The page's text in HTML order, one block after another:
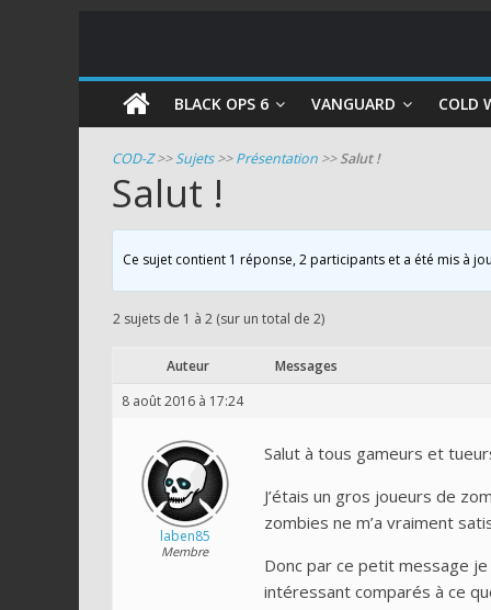
COD
Zombie
Guides
et
astuces
le
mode
zombie
Call
Duty
BLACK OPS 6 VANGUARD COLD
COD-Z>>Sujets>>Présentation >>Salut !
Salut !
Ce sujet contient 1 réponse, 2 participants et a été mis à
2 sujets de 1 à 2 (sur un total de 2)
Auteur
Messages
8 août 2016 à 17:24
laben85
Membre
Salut à tous gameurs et
J’étais un gros joueurs de
zombies ne m’a vraiment
Donc par ce petit message
intéressant comparés à ce